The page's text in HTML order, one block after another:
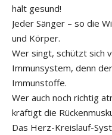
hält gesund!
Jeder Sänger – so die
und Körper.
Wer singt, schützt sich
Immunsystem, denn
Immunstoffe.
Wer auch noch richtig
kräftigt die
Das Herz-Kreislauf-